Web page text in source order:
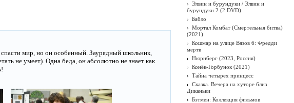
мир, но он особенный. Заурядный школьник,
не умеет). Одна беда, он абсолютно не знает как
Элвин и бурундуки / Элвин и
бурундуки 2 (2 DVD)
Бабло
Мортал Комбат (Смертельная битва)
(2021)
Кошмар на улице Вязов 6: Фредди
мертв
Нюрнберг (2023, Россия)
Конёк-Горбунок (2021)
Тайна четырех принцесс
Сказка. Вечера на хуторе близ
Диканьки
Бэтмен: Коллекция фильмов